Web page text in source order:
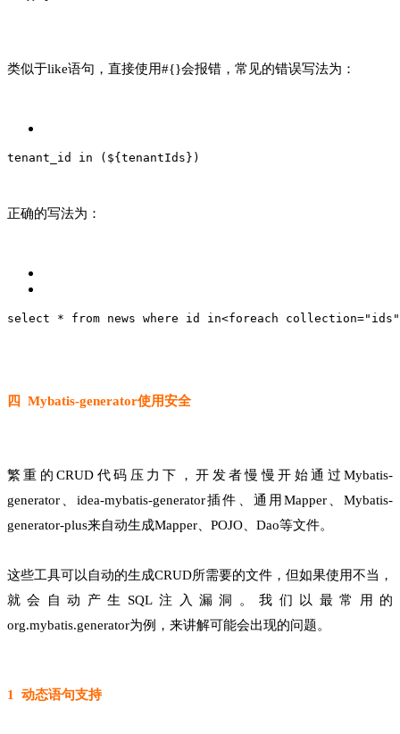
类似于like语句，直接使用#{}会报错，常见的错误写法为：
tenant_id in (${tenantIds})
正确的写法为：
select * from news where id in<foreach
四 Mybatis-generator使用安全
繁重的CRUD代码压力下，开发者慢慢开始通过Mybatis-
generator、idea-mybatis-generator插件、通用Mapper、Mybatis-
generator-plus来自动生成Mapper、POJO、Dao等文件。
这些工具可以自动的生成CRUD所需要的文件，但如果使用不当，
就会自动产生SQL注入漏洞。我们以最常用的
org.mybatis.generator为例，来讲解可能会出现的问题。
1 动态语句支持